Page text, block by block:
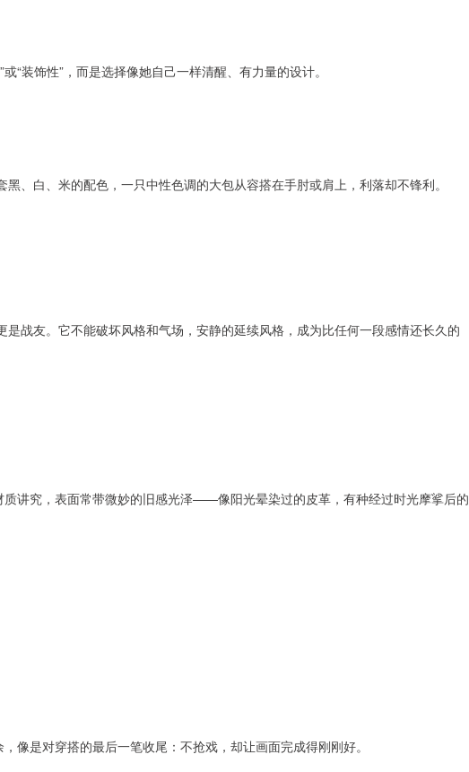
“装饰性”，而是选择像她自己一样清醒、有力量的设计。
、白、米的配色，一只中性色调的大包从容搭在手肘或肩上，利落却不锋利。
战友。它不能破坏风格和气场，安静的延续风格，成为比任何一段感情还长久的
讲究，表面常带微妙的旧感光泽——像阳光晕染过的皮革，有种经过时光摩挲后的
像是对穿搭的最后一笔收尾：不抢戏，却让画面完成得刚刚好。